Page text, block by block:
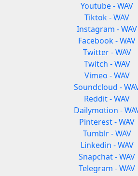
Youtube - WAV
Tiktok - WAV
Instagram - WAV
Facebook - WAV
Twitter - WAV
Twitch - WAV
Vimeo - WAV
Soundcloud -
Reddit - WAV
Dailymotion -
Pinterest - WAV
Tumblr - WAV
Linkedin - WAV
Snapchat - WAV
Telegram - WAV